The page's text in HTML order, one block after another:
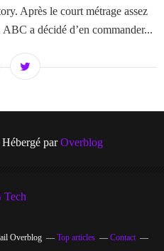
Après le court métrage assez
a décidé d’en commander...
parOverblog
Tech
Overblog Top articles Contact